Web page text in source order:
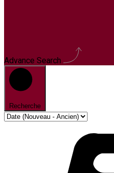
Advance Search
Recherche